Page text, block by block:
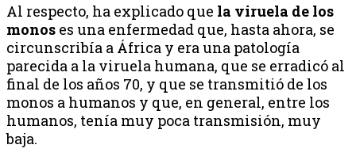
Al respecto, ha explicado que la viruela de los
monos es una enfermedad que, hasta ahora, se
circunscribía a África y era una patología
parecida a la viruela humana, que se erradicó al
final de los años 70, y que se transmitió de los
monos a humanos y que, en general, entre los
humanos, tenía muy poca transmisión, muy
baja.